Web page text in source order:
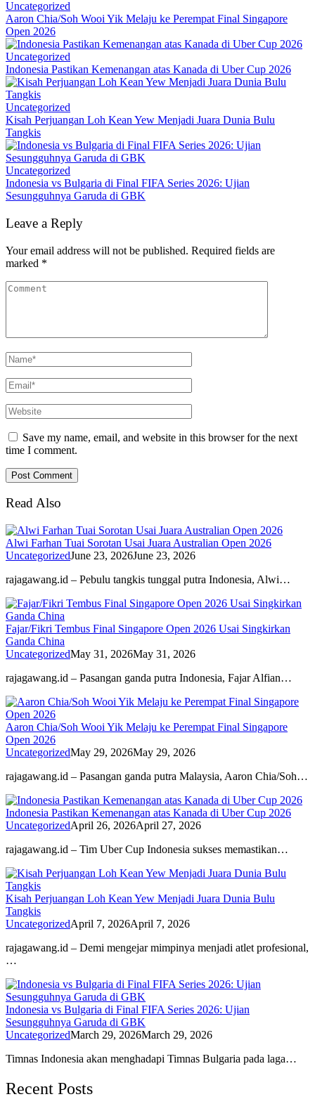
Uncategorized
Aaron Chia/Soh Wooi Yik Melaju ke Perempat Final Singapore
Open 2026
Uncategorized
Indonesia Pastikan Kemenangan atas Kanada di Uber Cup 2026
Uncategorized
Kisah Perjuangan Loh Kean Yew Menjadi Juara Dunia Bulu
Tangkis
Uncategorized
Indonesia vs Bulgaria di Final FIFA Series 2026: Ujian
Sesungguhnya Garuda di GBK
Leave a Reply
Your email address will not be published. Required fields are
marked *
Save my name, email, and website in this browser for the next
time I comment.
Read Also
Alwi Farhan Tuai Sorotan Usai Juara Australian Open 2026
UncategorizedJune 23, 2026June 23, 2026
rajagawang.id – Pebulu tangkis tunggal putra Indonesia, Alwi…
Fajar/Fikri Tembus Final Singapore Open 2026 Usai Singkirkan
Ganda China
UncategorizedMay 31, 2026May 31, 2026
rajagawang.id – Pasangan ganda putra Indonesia, Fajar Alfian…
Aaron Chia/Soh Wooi Yik Melaju ke Perempat Final Singapore
Open 2026
UncategorizedMay 29, 2026May 29, 2026
rajagawang.id – Pasangan ganda putra Malaysia, Aaron Chia/Soh…
Indonesia Pastikan Kemenangan atas Kanada di Uber Cup 2026
UncategorizedApril 26, 2026April 27, 2026
rajagawang.id – Tim Uber Cup Indonesia sukses memastikan…
Kisah Perjuangan Loh Kean Yew Menjadi Juara Dunia Bulu
Tangkis
UncategorizedApril 7, 2026April 7, 2026
rajagawang.id – Demi mengejar mimpinya menjadi atlet profesional,
…
Indonesia vs Bulgaria di Final FIFA Series 2026: Ujian
Sesungguhnya Garuda di GBK
UncategorizedMarch 29, 2026March 29, 2026
Timnas Indonesia akan menghadapi Timnas Bulgaria pada laga…
Recent Posts